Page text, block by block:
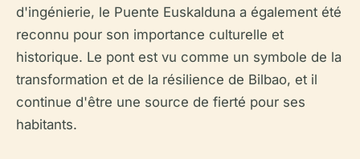
d'ingénierie, le Puente Euskalduna a également été
reconnu pour son importance culturelle et
historique. Le pont est vu comme un symbole de la
transformation et de la résilience de Bilbao, et il
continue d'être une source de fierté pour ses
habitants.